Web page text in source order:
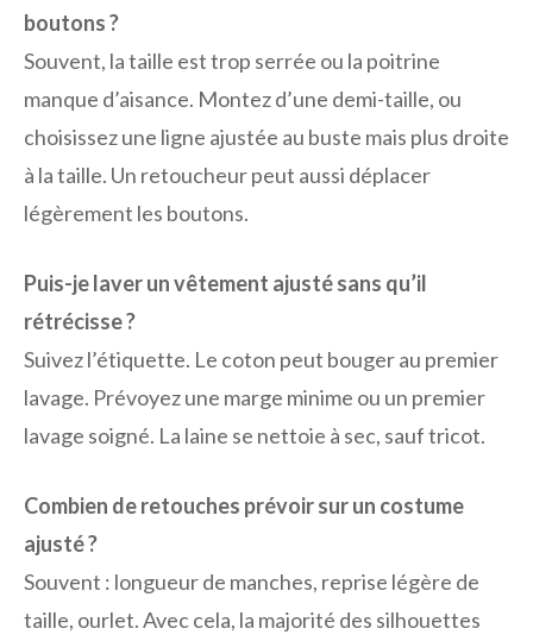
boutons ?
Souvent, la taille est trop serrée ou la poitrine
manque d’aisance. Montez d’une demi-taille, ou
choisissez une ligne ajustée au buste mais plus droite
à la taille. Un retoucheur peut aussi déplacer
légèrement les boutons.
Puis-je laver un vêtement ajusté sans qu’il
rétrécisse ?
Suivez l’étiquette. Le coton peut bouger au premier
lavage. Prévoyez une marge minime ou un premier
lavage soigné. La laine se nettoie à sec, sauf tricot.
Combien de retouches prévoir sur un costume
ajusté ?
Souvent : longueur de manches, reprise légère de
taille, ourlet. Avec cela, la majorité des silhouettes